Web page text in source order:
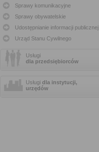
Sprawy komunikacyjne
Sprawy obywatelskie
Udostępnianie informacji publicznej
Urząd Stanu Cywilnego
Usługi
dla przedsiębiorców
Usługi dla instytucji,
urzędów